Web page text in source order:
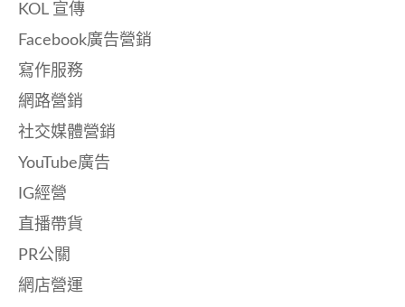
KOL 宣傳
Facebook廣告營銷
寫作服務
網路營銷
社交媒體營銷
YouTube廣告
IG經營
直播帶貨
PR公關
網店營運